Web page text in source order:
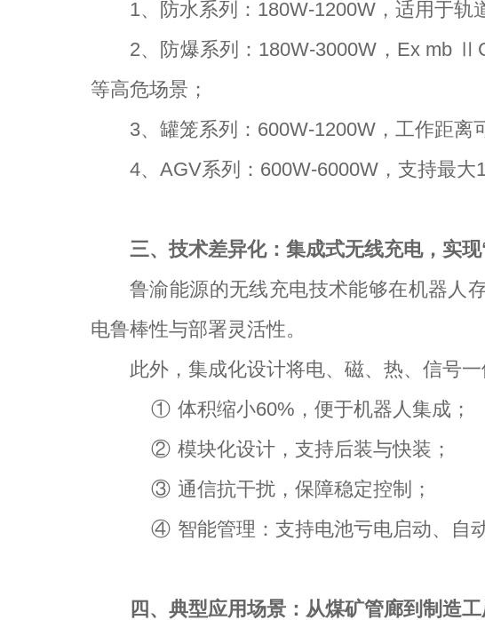
1、防水系列：180W-1200W，适用于轨
2、防爆系列：180W-3000W，Ex mb
等高危场景；
3、罐笼系列：600W-1200W，工作距离
4、AGV系列：600W-6000W，支持最大
三、技术差异化：集成式无线充电，实
鲁渝能源的无线充电技术能够在机器人
电鲁棒性与部署灵活性。
此外，集成化设计将电、磁、热、信号
① 体积缩小60%，便于机器人集成；
② 模块化设计，支持后装与快装；
③ 通信抗干扰，保障稳定控制；
④ 智能管理：支持电池亏电启动、自
四、典型应用场景：从煤矿管廊到制造